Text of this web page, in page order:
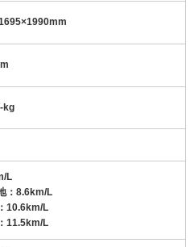
×1990mm
kg
L
：8.6km/L
10.6km/L
11.5km/L